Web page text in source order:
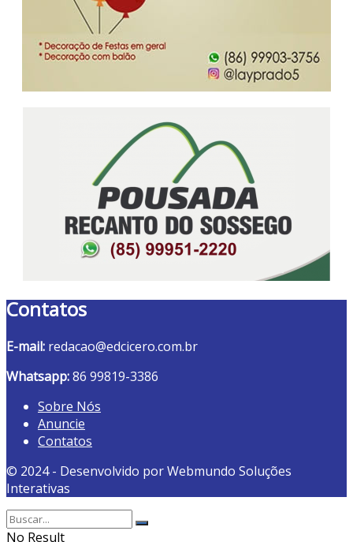
Contatos
E-mail: redacao@edcicero.com.br
Whatsapp:86 99819-3386
Sobre Nós
Anuncie
Contatos
© 2024 - Desenvolvido por Webmundo Soluções
Interativas
No Result